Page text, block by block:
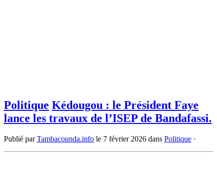
Politique Kédougou : le Président Faye
lance les travaux de l’ISEP de Bandafassi.
Publié parTambacounda.info le 7 février 2026 dans Politique ·